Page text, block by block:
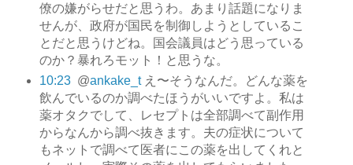
僚の嫌がらせだと思うわ。あまり話題になりま
せんが、政府が国民を制御しようとしているこ
とだと思うけどね。国会議員はどう思っている
のか？暴れろモット！と思うな。
10:23 @ankake_tえ〜そうなんだ。どんな薬を
飲んでいるのか調べたほうがいいですよ。私は
薬オタクでして、レセプトは全部調べて副作用
からなんから調べ抜きます。夫の症状について
もネットで調べて医者にこの薬を出してくれと